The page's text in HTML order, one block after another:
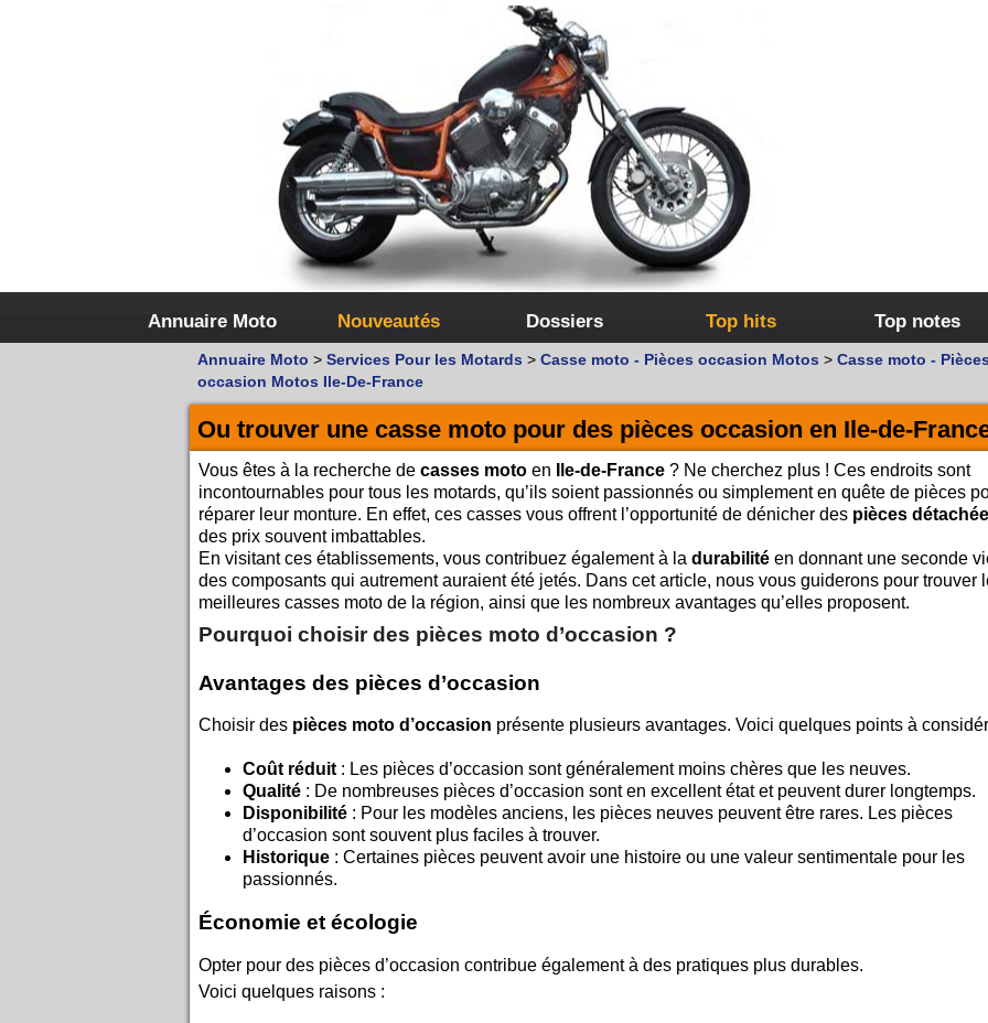
Annuaire Moto Nouveautés Dossiers Top hits Top notes
Annuaire Moto > Services Pour les Motards > Casse moto - Pièces occasion Motos > Casse moto - Pièces
occasion Motos Ile-De-France
Ou trouver une casse moto pour des pièces occasion en Ile-de-
Vous êtes à la recherche de casses moto en Ile-de-France ? Ne cherchez plus ! Ces endroits sont
incontournables pour tous les motards, qu’ils soient passionnés ou simplement en quête de pièces
réparer leur monture. En effet, ces casses vous offrent l’opportunité de dénicher des pièces
des prix souvent imbattables.
En visitant ces établissements, vous contribuez également à la durabilité en donnant une seconde
des composants qui autrement auraient été jetés. Dans cet article, nous vous guiderons pour trouver
meilleures casses moto de la région, ainsi que les nombreux avantages qu’elles proposent.
Pourquoi choisir des pièces moto d’occasion ?
Avantages des pièces d’occasion
Choisir des pièces moto d’occasion présente plusieurs avantages. Voici quelques points à
Coût réduit: Les pièces d’occasion sont généralement moins chères que les neuves.
Qualité : De nombreuses pièces d’occasion sont en excellent état et peuvent durer longtemps.
Disponibilité : Pour les modèles anciens, les pièces neuves peuvent être rares. Les pièces
d’occasion sont souvent plus faciles à trouver.
Historique : Certaines pièces peuvent avoir une histoire ou une valeur sentimentale pour les
passionnés.
Économie et écologie
Opter pour des pièces d’occasion contribue également à des pratiques plus durables.
Voici quelques raisons :